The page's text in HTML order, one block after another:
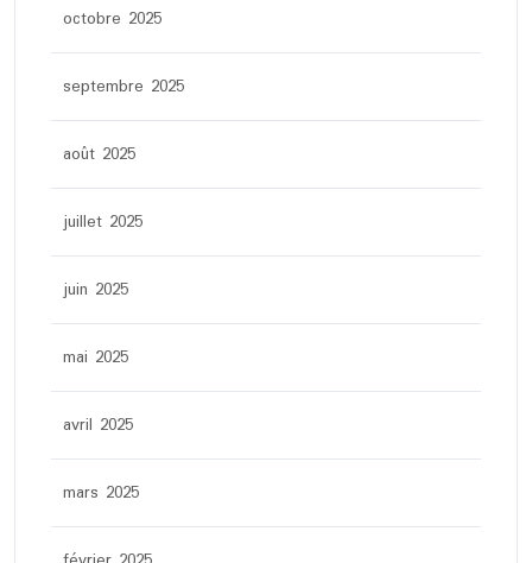
octobre 2025
septembre 2025
août 2025
juillet 2025
juin 2025
mai 2025
avril 2025
mars 2025